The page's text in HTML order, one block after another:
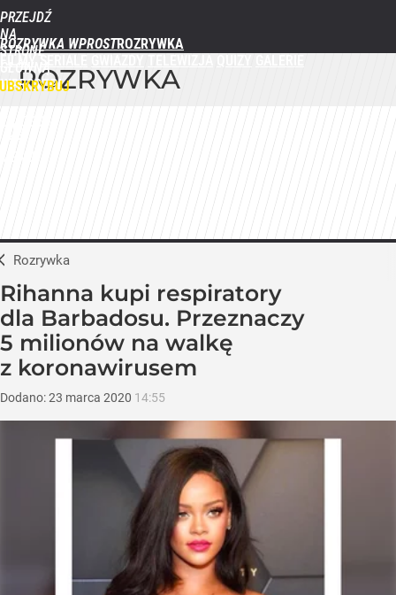
PRZEJDŹ
NA
STRONĘ
GŁÓWNĄ
WPROST.PL
ROZRYWKA WPROST
ROZRYWKA
Rozrywka
Rihanna kupi respiratory
dla Barbadosu. Przeznaczy
5 milionów na walkę
z koronawirusem
Dodano:23 marca 2020 14:55